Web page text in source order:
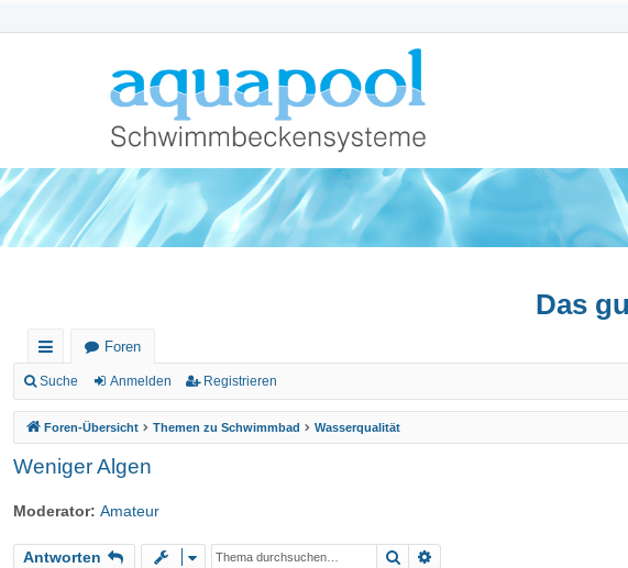
Das
ch
ne
llz
riff
Foren
Suche Anmelden Registrieren
Foren-Übersicht Themen zu Schwimmbad Wasserqualität
Weniger Algen
Moderator: Amateur
Antworten Suche